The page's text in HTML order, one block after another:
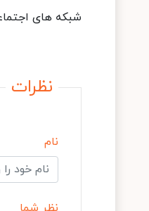
شبکه های
نظرات
نام